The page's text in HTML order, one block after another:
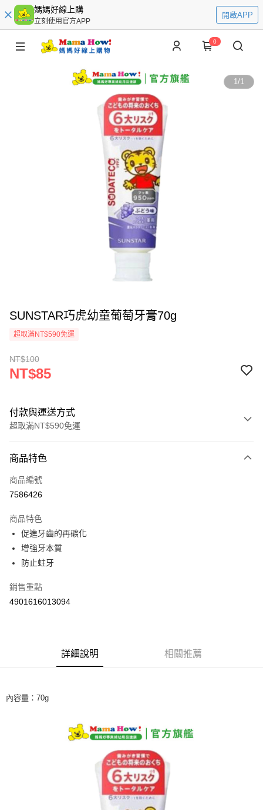
媽媽好線上購
立刻使用官方APP
開啟APP
0
1/1
SUNSTAR巧虎幼童葡萄牙膏70g
超取滿NT$590免運
NT$100
NT$85
付款與運送方式
超取滿NT$590免運
信用卡一次付款
超商取貨付款
Apple Pay
街口支付
AFTEE先享後付是「在收到商品之後才付款」的支付方式。 讓您購物簡單
３．安心：先確認商品／服務後，再付款。
１．於結帳方式選擇「AFTEE先享後付」後，將跳轉至「AFTEE先享後付」
結帳頁面，進行簡訊認證並確認金額後，即可完成結帳。
２．訂單成立數日內，您將收到繳費通知簡訊。
３．收到繳費通知簡訊後14天內，點擊此簡訊中的連結，可透過四大超商／
ATM／網路銀行／等多元方式進行付款，方視為交易完成。
※ 請注意：結帳手續完成當下不需立刻繳費，但若您需要取消訂單，請聯絡
購買商品的店家。未經商家同意取消之訂單仍視為有效，需透過AFTEE先享
全家取貨付款
每筆NT$60，滿NT$590(含以上)免運費
每筆NT$60，滿NT$590(含以上)免運費
商品特色
商品編號
7586426
商品特色
促進牙齒的再礦化
增強牙本質
防止蛀牙
銷售重點
4901616013094
詳細說明 相關推薦
內容量：70g